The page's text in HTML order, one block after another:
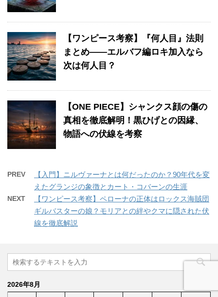
【ワンピース考察】『何人目』法則
まとめ——エルバフ編ロキ加入なら
次は何人目？
【ONE PIECE】シャンクス顔の傷の
真相を徹底解明！黒ひげとの因縁、
物語への伏線を考察
PREV
【入門】ニルヴァーナとは何だったのか？90年代を変
えたグランジの象徴とカート・コバーンの生涯
NEXT
【ワンピース考察】ペローナの正体はロックス海賊団
ギルバスターの娘？モリアとの絆やクマに隠された伏
線を徹底解説
2026年8月